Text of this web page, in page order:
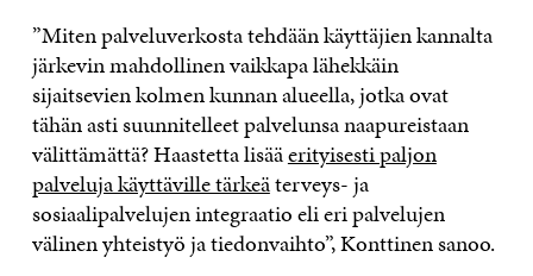
”Miten palveluverkosta tehdään käyttäjien kannalta
järkevin mahdollinen vaikkapa lähekkäin
sijaitsevien kolmen kunnan alueella, jotka ovat
tähän asti suunnitelleet palvelunsa naapureistaan
välittämättä? Haastetta lisääerityisesti paljon
palveluja käyttäville tärkeäterveys- ja
sosiaalipalvelujen integraatio eli eri palvelujen
välinen yhteistyö ja tiedonvaihto”, Konttinen sanoo.